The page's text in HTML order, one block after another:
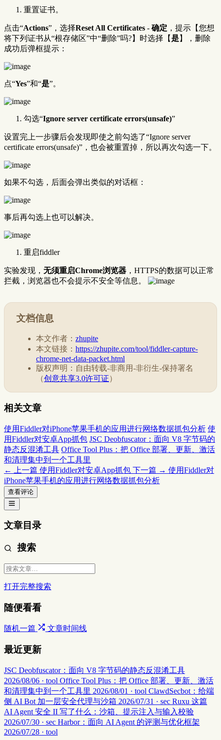
重置证书。
点击“Actions”，选择Reset All Certificates - 确定 ，提示【您想
将下列证书从“根存储区”中“删除”吗?】时选择【是】，删除
成功后弹框提示：
点“Yes”和“是”。
勾选“Ignore server certificate errors(unsafe)”
设置完上一步骤后会发现即使之前勾选了“Ignore server
certificate errors(unsafe)”，也会被重置掉，所以再次勾选一下。
如果不勾选，后面会弹出类似的对话框：
事后再勾选上也可以解决。
重启fiddler
实验发现， 无须重启Chrome浏览器 ，HTTPS的数据可以正常
拦截，浏览器也不会提示不安全等信息。
文档信息
本文作者： zhupite
本文链接： https://zhupite.com/tool/fiddler-capture-
chrome-net-data-packet.html
版权声明：自由转载-非商用-非衍生-保持署名
（创意共享3.0许可证）
相关文章
使用Fiddler对iPhone苹果手机的应用进行网络数据抓包分析 使
用Fiddler对安卓App抓包 JSC Deobfuscator：面向 V8 字节码的
静态反混淆工具 Office Tool Plus：把 Office 部署、更新、激活
和清理集中到一个工具里
← 上一篇 使用Fiddler对安卓App抓包 下一篇 → 使用Fiddler对
iPhone苹果手机的应用进行网络数据抓包分析
查看评论
文章目录
搜索
打开完整搜索
随便看看
随机一篇 文章时间线
最近更新
JSC Deobfuscator：面向 V8 字节码的静态反混淆工具
2026/08/06 · tool Office Tool Plus：把 Office 部署、更新、激活
和清理集中到一个工具里 2026/08/01 · tool ClawdSecbot：给端
侧 AI Bot 加一层安全代理与沙箱 2026/07/31 · sec Ruxu 这篇
AI Agent 安全 II 写了什么：沙箱、提示注入与输入校验
2026/07/30 · sec Harbor：面向 AI Agent 的评测与优化框架
2026/07/28 · tool